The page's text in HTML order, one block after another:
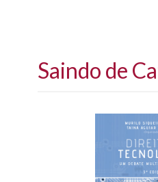
Saindo de